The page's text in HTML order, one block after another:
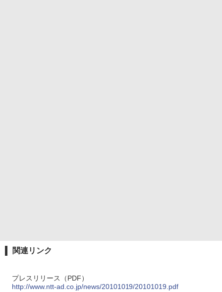
関連リンク
プレスリリース（PDF）
http://www.ntt-ad.co.jp/news/20101019/20101019.pdf